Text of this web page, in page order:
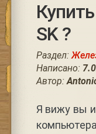
SK ?
Раздел:
Написано:
Автор:
Я вижу вы